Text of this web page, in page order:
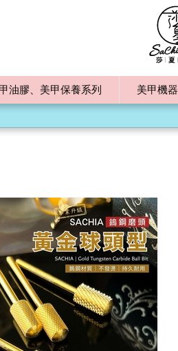
油膠、美甲保養系列 美甲機器